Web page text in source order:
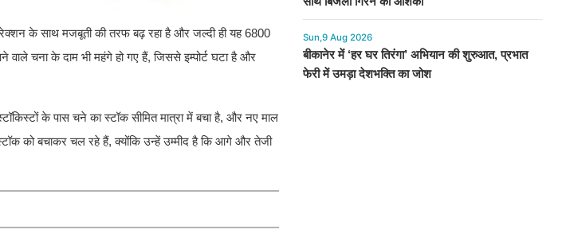
के साथ मजबूती की तरफ बढ़ रहा है और जल्दी ही यह 6800
वाले चना के दाम भी महंगे हो गए हैं, जिससे इम्पोर्ट घटा है और
के पास चने का स्टॉक सीमित मात्रा में बचा है, और नए माल
को बचाकर चल रहे हैं, क्योंकि उन्हें उम्मीद है कि आगे और तेजी
Sun,9 Aug 2026
बीकानेर में ‘हर घर तिरंगा’ अभियान की शुरुआत, प्रभात
फेरी में उमड़ा देशभक्ति का जोश